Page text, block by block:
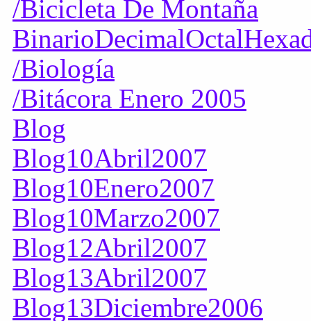
/Bicicleta De Montaña
/Biología
/Bitácora Enero 2005
Blog
Blog10Abril2007
Blog10Enero2007
Blog10Marzo2007
Blog12Abril2007
Blog13Abril2007
Blog13Diciembre2006